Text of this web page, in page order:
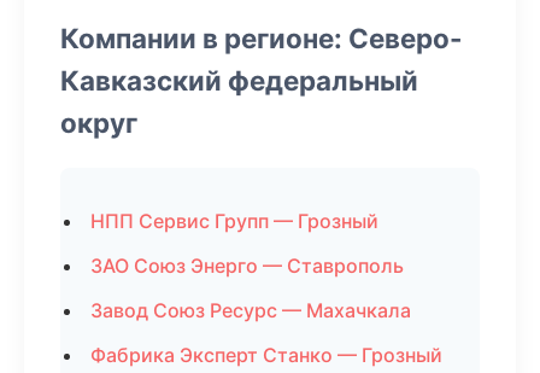
Компании в регионе: Северо-
Кавказский федеральный
округ
НПП Сервис Групп — Грозный
ЗАО Союз Энерго — Ставрополь
Завод Союз Ресурс — Махачкала
Фабрика Эксперт Станко — Грозный